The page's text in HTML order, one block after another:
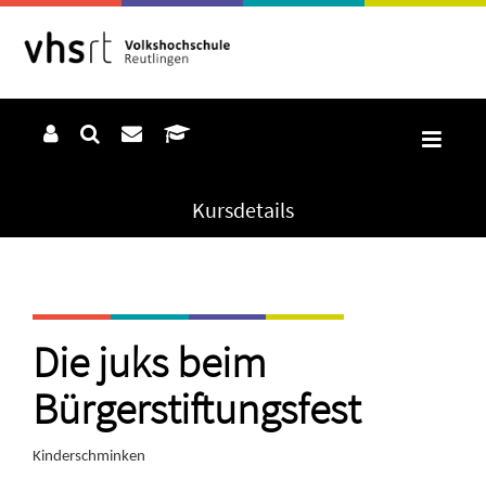
Kursdetails
Die juks beim
Bürgerstiftungsfest
Kinderschminken